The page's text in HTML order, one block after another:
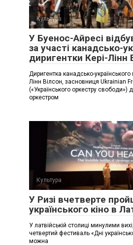
Культура
У Буенос-Айресі
за участі канадсько-
диригентки Кері-Лінн
Диригентка канадсько-
Лінн Вілсон, засновниця Ukrainian
(«Українського оркестру свободи»)
оркестром
Культура
У Ризі вчетверте
українського кіно в
У латвійській столиці минулими
четвертий фестиваль «Дні
можна